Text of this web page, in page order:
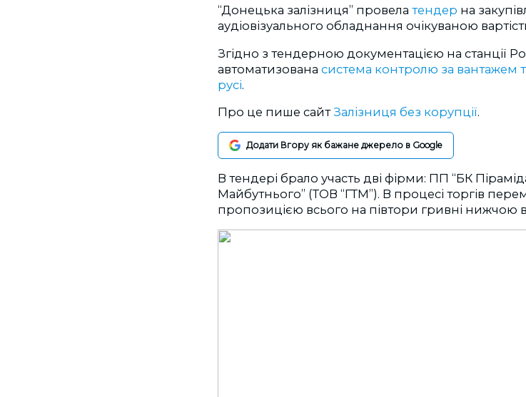
“Донецька залізниця” провела тендер на
аудіовізуального обладнання очікуваною
Згідно з тендерною документацією на станції
автоматизована система контролю за вантажем
русі.
Про це пише сайтЗалізниця без корупції.
Додати Вгору як бажане джерело в Google
В тендері брало участь дві фірми: ПП “БК
Майбутнього” (ТОВ “ГТМ”). В процесі торгів
пропозицією всього на півтори гривні нижчою